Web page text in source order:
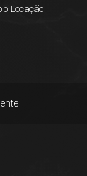
Locação